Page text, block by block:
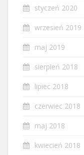
styczeń 2020
wrzesień 2019
maj 2019
sierpień 2018
lipiec 2018
czerwiec 2018
maj 2018
kwiecień 2018